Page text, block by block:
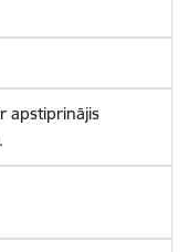
apstiprinājis